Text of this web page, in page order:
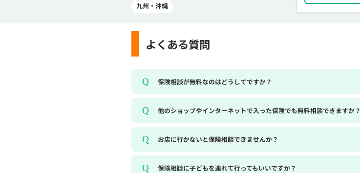
九州・沖縄
よくある質問
保険相談が無料なのはどうしてですか？
他のショップやインターネットで入った保険でも無料相談できますか？
お店に行かないと保険相談できませんか？
保険相談に子どもを連れて行ってもいいですか？